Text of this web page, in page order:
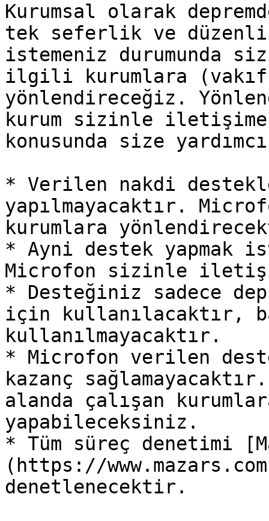
Kurumsal olarak
tek seferlik ve düzenli
istemeniz durumunda
ilgili kurumlara (vakıf
yönlendireceğiz.
kurum sizinle iletişime
konusunda size
* Verilen nakdi
yapılmayacaktır.
kurumlara
* Ayni destek yapmak
Microfon sizinle
* Desteğiniz sadece
için kullanılacaktır,
kullanılmayacaktır.
* Microfon verilen
kazanç
alanda çalışan
yapabileceksiniz.
* Tüm süreç denetimi
(https://
denetlenecektir.